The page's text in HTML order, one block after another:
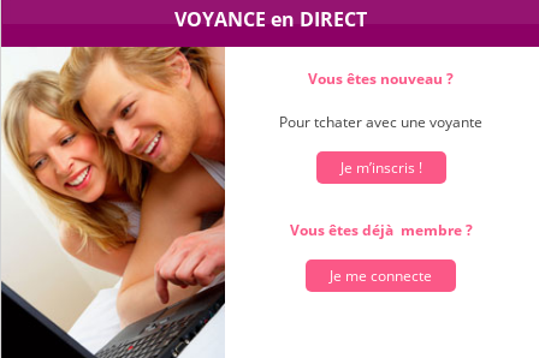
voyance gratuite par mail,ou voyance en direct
VOYANCE en DIRECT
Vous êtes nouveau ?
Pour tchater avec une voyante
Je m’inscris !
Vous êtes déjà membre ?
Je me connecte